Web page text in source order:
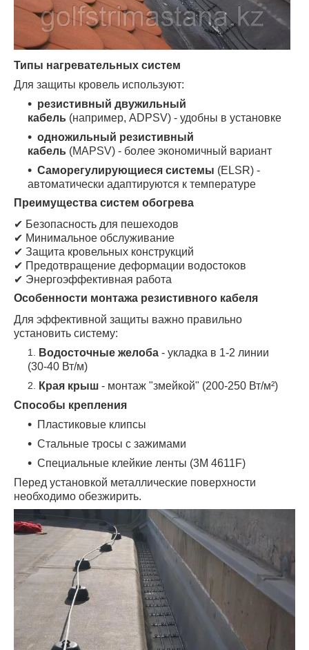
Типы нагревательных систем
Для защиты кровель используют:
резистивный двужильный
кабель (например, ADPSV) - удобны в установке
одножильный резистивный
кабель (MAPSV) - более экономичный вариант
Саморегулирующиеся системы (ELSR) -
автоматически адаптируются к температуре
Преимущества систем обогрева
✔ Безопасность для пешеходов
✔ Минимальное обслуживание
✔ Защита кровельных конструкций
✔ Предотвращение деформации водостоков
✔ Энергоэффективная работа
Особенности монтажа резистивного кабеля
Для эффективной защиты важно правильно
установить систему:
Водосточные желоба - укладка в 1-2 линии
(30-40 Вт/м)
Края крыш - монтаж "змейкой" (200-250 Вт/м²)
Способы крепления
Пластиковые клипсы
Стальные тросы с зажимами
Специальные клейкие ленты (3М 4611F)
Перед установкой металлические поверхности
необходимо обезжирить.